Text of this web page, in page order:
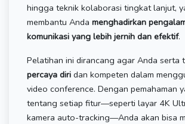
hingga teknik kolaborasi tingkat lanjut,
membantu Anda menghadirkan
komunikasi yang lebih jernih dan efektif.
Pelatihan ini dirancang agar Anda serta
percaya diri dan kompeten dalam
video conference. Dengan pemahaman
tentang setiap fitur—seperti layar 4K
kamera auto-tracking—Anda akan bisa